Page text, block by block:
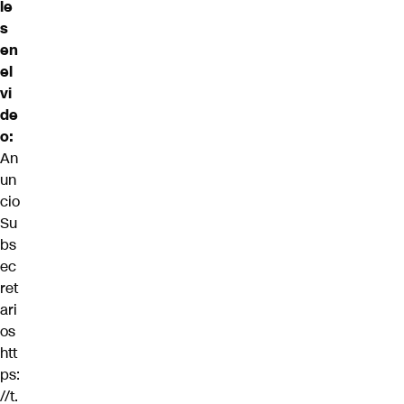
le
s
en
el
vi
de
o:
An
un
cio
Su
bs
ec
ret
ari
os
htt
ps:
//t.